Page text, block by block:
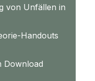
von Unfällen in
Handouts
Download